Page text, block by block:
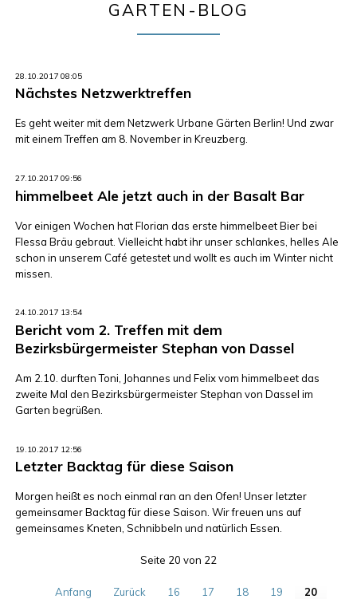
GARTEN-BLOG
28.10.2017 08:05
Nächstes Netzwerktreffen
Es geht weiter mit dem Netzwerk Urbane Gärten Berlin! Und zwar
mit einem Treffen am 8. November in Kreuzberg.
27.10.2017 09:56
himmelbeet Ale jetzt auch in der Basalt Bar
Vor einigen Wochen hat Florian das erste himmelbeet Bier bei
Flessa Bräu gebraut. Vielleicht habt ihr unser schlankes, helles Ale
schon in unserem Café getestet und wollt es auch im Winter nicht
missen.
24.10.2017 13:54
Bericht vom 2. Treffen mit dem
Bezirksbürgermeister Stephan von Dassel
Am 2.10. durften Toni, Johannes und Felix vom himmelbeet das
zweite Mal den Bezirksbürgermeister Stephan von Dassel im
Garten begrüßen.
19.10.2017 12:56
Letzter Backtag für diese Saison
Morgen heißt es noch einmal ran an den Ofen! Unser letzter
gemeinsamer Backtag für diese Saison. Wir freuen uns auf
gemeinsames Kneten, Schnibbeln und natürlich Essen.
Seite 20 von 22
Anfang Zurück 16 17 18 19
20